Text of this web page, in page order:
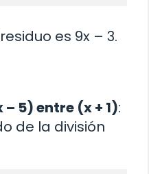
es 9x – 3.
– 5) entre (x + 1):
de la división